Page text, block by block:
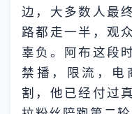
边，大多数人最
路都走一半，观
辜负。阿布这段
禁播，限流，电
割，他已经付过